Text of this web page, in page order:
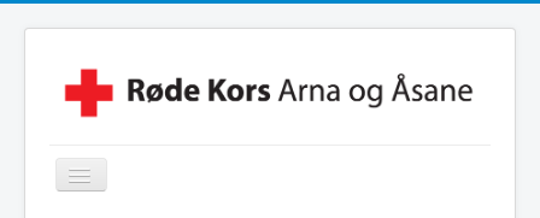
Skjul/Vis
navigasjon